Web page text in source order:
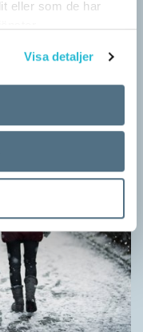
eller som de har
Visa detaljer
99 kronor! Du kan